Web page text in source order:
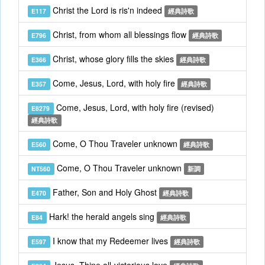
E117 Christ the Lord is ris'n indeed 經典詩歌
E796 Christ, from whom all blessings flow 經典詩歌
E366 Christ, whose glory fills the skies 經典詩歌
E357 Come, Jesus, Lord, with holy fire 經典詩歌
E8279 Come, Jesus, Lord, with holy fire (revised)
經典詩歌
E560 Come, O Thou Traveler unknown 經典詩歌
NT560 Come, O Thou Traveler unknown 新調
E470 Father, Son and Holy Ghost 經典詩歌
E84 Hark! the herald angels sing 經典詩歌
E597 I know that my Redeemer lives 經典詩歌